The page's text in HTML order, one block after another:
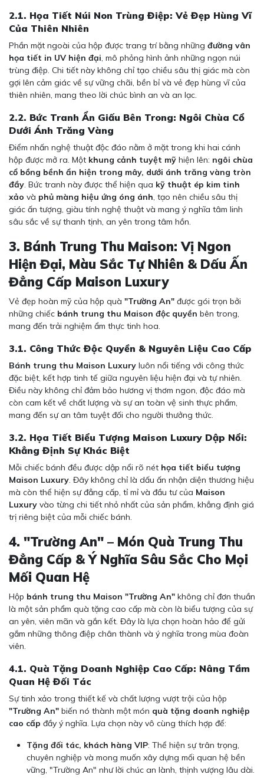
2.1. Họa Tiết Núi Non Trùng Điệp: Vẻ Đẹp Hùng Vĩ
Của Thiên Nhiên
Phần mặt ngoài của hộp được trang trí bằng những đường vân
họa tiết in UV hiện đại, mô phỏng hình ảnh những ngọn núi
trùng điệp. Chi tiết này không chỉ tạo chiều sâu thị giác mà còn
gợi lên cảm giác về sự vững chãi, bền bỉ và vẻ đẹp hùng vĩ của
thiên nhiên, mang theo lời chúc bình an và an lạc.
2.2. Bức Tranh Ẩn Giấu Bên Trong: Ngôi Chùa Cổ
Dưới Ánh Trăng Vàng
Điểm nhấn nghệ thuật độc đáo nằm ở mặt trong khi hai cánh
hộp được mở ra. Một khung cảnh tuyệt mỹ hiện lên: ngôi chùa
cổ bồng bềnh ẩn hiện trong mây, dưới ánh trăng vàng tròn
đầy. Bức tranh này được thể hiện qua kỹ thuật ép kim tinh
xảo và phủ màng hiệu ứng óng ánh, tạo nên chiều sâu thị
giác ấn tượng, giàu tính nghệ thuật và mang ý nghĩa tâm linh
sâu sắc về sự thanh tịnh, an yên trong tâm hồn.
3. Bánh Trung Thu Maison: Vị Ngon
Hiện Đại, Màu Sắc Tự Nhiên & Dấu Ấn
Đẳng Cấp Maison Luxury
Vẻ đẹp hoàn mỹ của hộp quà "Trường An" được gói trọn bởi
những chiếc bánh trung thu Maison độc quyền bên trong,
mang đến trải nghiệm ẩm thực tinh hoa.
3.1. Công Thức Độc Quyền & Nguyên Liệu Cao Cấp
Bánh trung thu Maison Luxury luôn nổi tiếng với công thức
đặc biệt, kết hợp tinh tế giữa nguyên liệu hiện đại và tự nhiên.
Điều này không chỉ đảm bảo hương vị thơm ngon, độc đáo mà
còn cam kết về chất lượng và sự an toàn vệ sinh thực phẩm,
mang đến sự an tâm tuyệt đối cho người thưởng thức.
3.2. Họa Tiết Biểu Tượng Maison Luxury Dập Nổi:
Khẳng Định Sự Khác Biệt
Mỗi chiếc bánh đều được dập nổi rõ nét họa tiết biểu tượng
Maison Luxury. Đây không chỉ là dấu ấn nhận diện thương hiệu
mà còn thể hiện sự đẳng cấp, tỉ mỉ và đầu tư của Maison
Luxury vào từng chi tiết nhỏ nhất của sản phẩm, khẳng định giá
trị riêng biệt của mỗi chiếc bánh.
4. "Trường An" – Món Quà Trung Thu
Đẳng Cấp & Ý Nghĩa Sâu Sắc Cho Mọi
Mối Quan Hệ
Hộp bánh trung thu Maison "Trường An" không chỉ đơn thuần
là một sản phẩm quà tặng cao cấp mà còn là biểu tượng của sự
an yên, viên mãn và gắn kết. Đây là lựa chọn hoàn hảo để gửi
gắm những thông điệp chân thành và ý nghĩa trong mùa đoàn
viên.
4.1. Quà Tặng Doanh Nghiệp Cao Cấp: Nâng Tầm
Quan Hệ Đối Tác
Sự tinh xảo trong thiết kế và chất lượng vượt trội của hộp
"Trường An" biến nó thành một món quà tặng doanh nghiệp
cao cấp đầy ý nghĩa. Lựa chọn này vô cùng thích hợp để:
Tặng đối tác, khách hàng VIP: Thể hiện sự trân trọng,
chuyên nghiệp và mong muốn xây dựng mối quan hệ bền
vững, "Trường An" như lời chúc an lành, thịnh vượng lâu dài.